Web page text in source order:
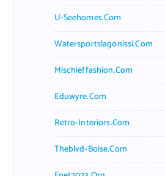
U-Seehomes.com
Watersportslagonissi.com
Mischieffashion.com
Eduwyre.com
Retro-Interiors.com
Theblvd-Boise.com